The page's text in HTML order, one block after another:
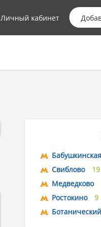
Личный кабинет
Бабушкинская
Свиблово
19
Медведково
Ростокино
9